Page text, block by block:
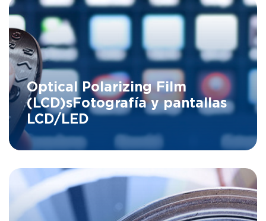
Optical Polarizing Film
(LCD)sFotografía y pantallas
LCD/LED